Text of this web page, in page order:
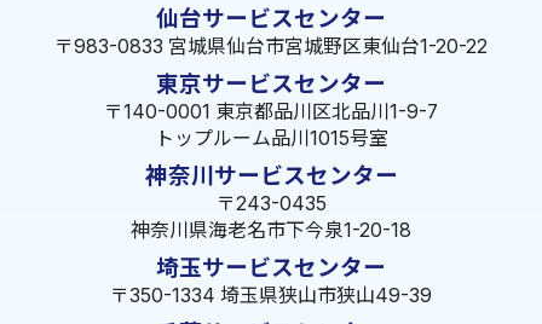
仙台サービスセンター
〒983-0833 宮城県仙台市宮城野区東仙台1-20-22
東京サービスセンター
〒140-0001 東京都品川区北品川1-9-7
トップルーム品川1015号室
神奈川サービスセンター
〒243-0435
神奈川県海老名市下今泉1-20-18
埼玉サービスセンター
〒350-1334 埼玉県狭山市狭山49-39